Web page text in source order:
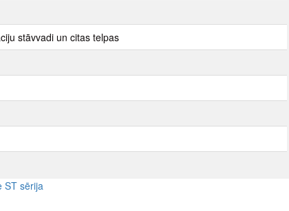
stāvvadi un citas telpas
ST sērija